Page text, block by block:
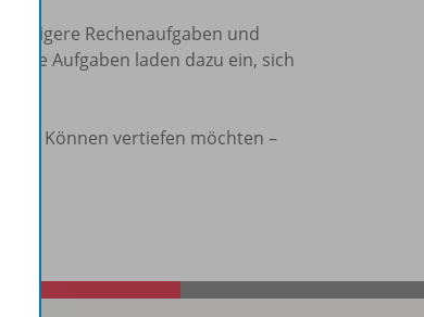
Rechenaufgaben und
Die Aufgaben laden dazu ein, sich
ihr Können vertiefen möchten –